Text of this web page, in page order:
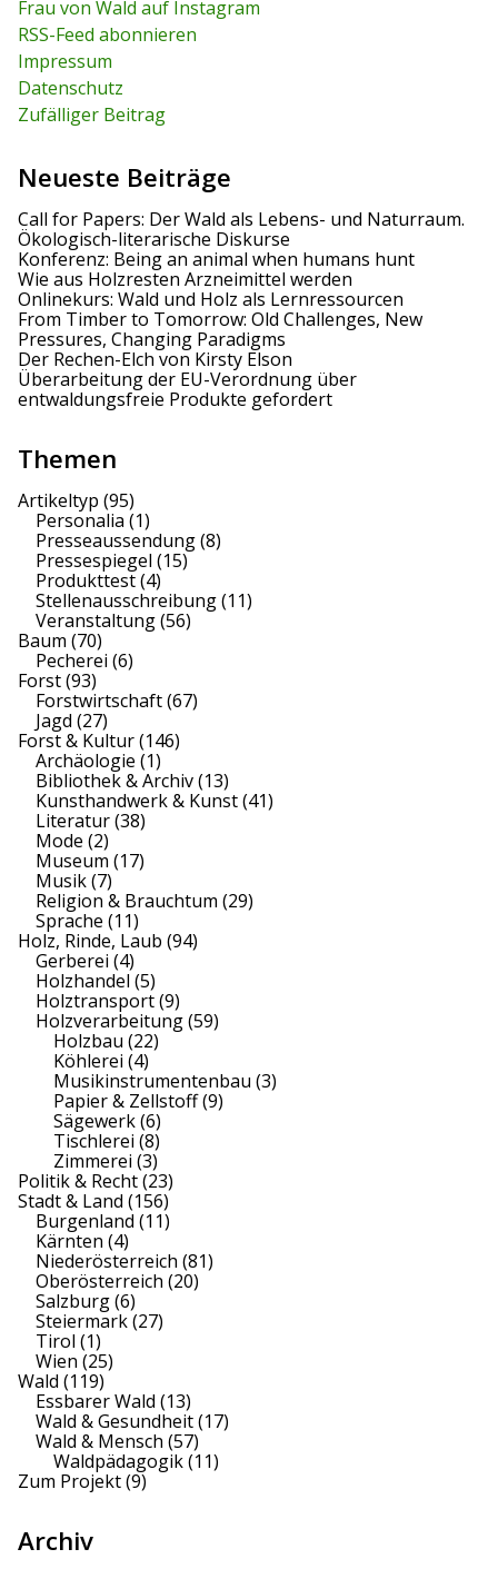
f
o
r
:
Frau von Wald auf Instagram
RSS-Feed abonnieren
Impressum
Datenschutz
Zufälliger Beitrag
Neueste Beiträge
Call for Papers: Der Wald als Lebens- und Naturraum.
Ökologisch-literarische Diskurse
Konferenz: Being an animal when humans hunt
Wie aus Holzresten Arzneimittel werden
Onlinekurs: Wald und Holz als Lernressourcen
From Timber to Tomorrow: Old Challenges, New
Pressures, Changing Paradigms
Der Rechen-Elch von Kirsty Elson
Überarbeitung der EU-Verordnung über
entwaldungsfreie Produkte gefordert
Themen
Artikeltyp (95)
Personalia (1)
Presseaussendung(8)
Pressespiegel (15)
Produkttest(4)
Stellenausschreibung(11)
Veranstaltung(56)
Baum (70)
Pecherei (6)
Forst(93)
Forstwirtschaft(67)
Jagd (27)
Forst & Kultur(146)
Archäologie (1)
Bibliothek & Archiv(13)
Kunsthandwerk & Kunst(41)
Literatur(38)
Mode (2)
Museum (17)
Musik(7)
Religion & Brauchtum (29)
Sprache (11)
Holz, Rinde, Laub (94)
Gerberei (4)
Holzhandel (5)
Holztransport(9)
Holzverarbeitung(59)
Holzbau (22)
Köhlerei (4)
Musikinstrumentenbau (3)
Papier & Zellstoff(9)
Sägewerk(6)
Tischlerei (8)
Zimmerei (3)
Politik & Recht(23)
Stadt & Land (156)
Burgenland (11)
Kärnten (4)
Niederösterreich (81)
Oberösterreich (20)
Salzburg(6)
Steiermark(27)
Tirol (1)
Wien (25)
Wald (119)
Essbarer Wald (13)
Wald & Gesundheit(17)
Wald & Mensch (57)
Waldpädagogik(11)
Zum Projekt(9)
Archiv